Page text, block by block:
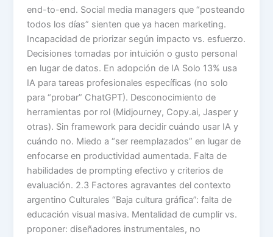
end-to-end. Social media managers que “posteando
todos los días” sienten que ya hacen marketing.
Incapacidad de priorizar según impacto vs. esfuerzo.
Decisiones tomadas por intuición o gusto personal
en lugar de datos. En adopción de IA Solo 13% usa
IA para tareas profesionales específicas (no solo
para “probar” ChatGPT). Desconocimiento de
herramientas por rol (Midjourney, Copy.ai, Jasper y
otras). Sin framework para decidir cuándo usar IA y
cuándo no. Miedo a “ser reemplazados” en lugar de
enfocarse en productividad aumentada. Falta de
habilidades de prompting efectivo y criterios de
evaluación. 2.3 Factores agravantes del contexto
argentino Culturales “Baja cultura gráfica”: falta de
educación visual masiva. Mentalidad de cumplir vs.
proponer: diseñadores instrumentales, no